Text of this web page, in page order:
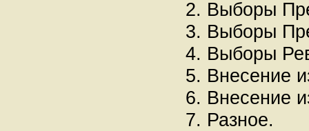
Выборы
Выборы
Выборы
Внесение
Внесение
Разное.